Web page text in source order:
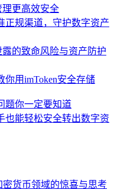
更高效安全
正规渠道，守护数字资产
的致命风险与资产防护
你用imToken安全存储
题你一定要知道
也能轻松安全转出数字资
密货币领域的惊喜与思考